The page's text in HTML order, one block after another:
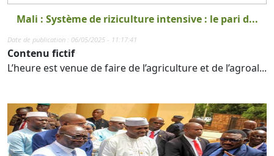
Mali : Système de riziculture intensive : le pari d...
Date de publication : 06/05/2025 - 11:17:41
Contenu fictif
L’heure est venue de faire de l’agriculture et de l’agroal...